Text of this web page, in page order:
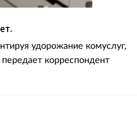
удорожание комуслуг,
передает корреспондент